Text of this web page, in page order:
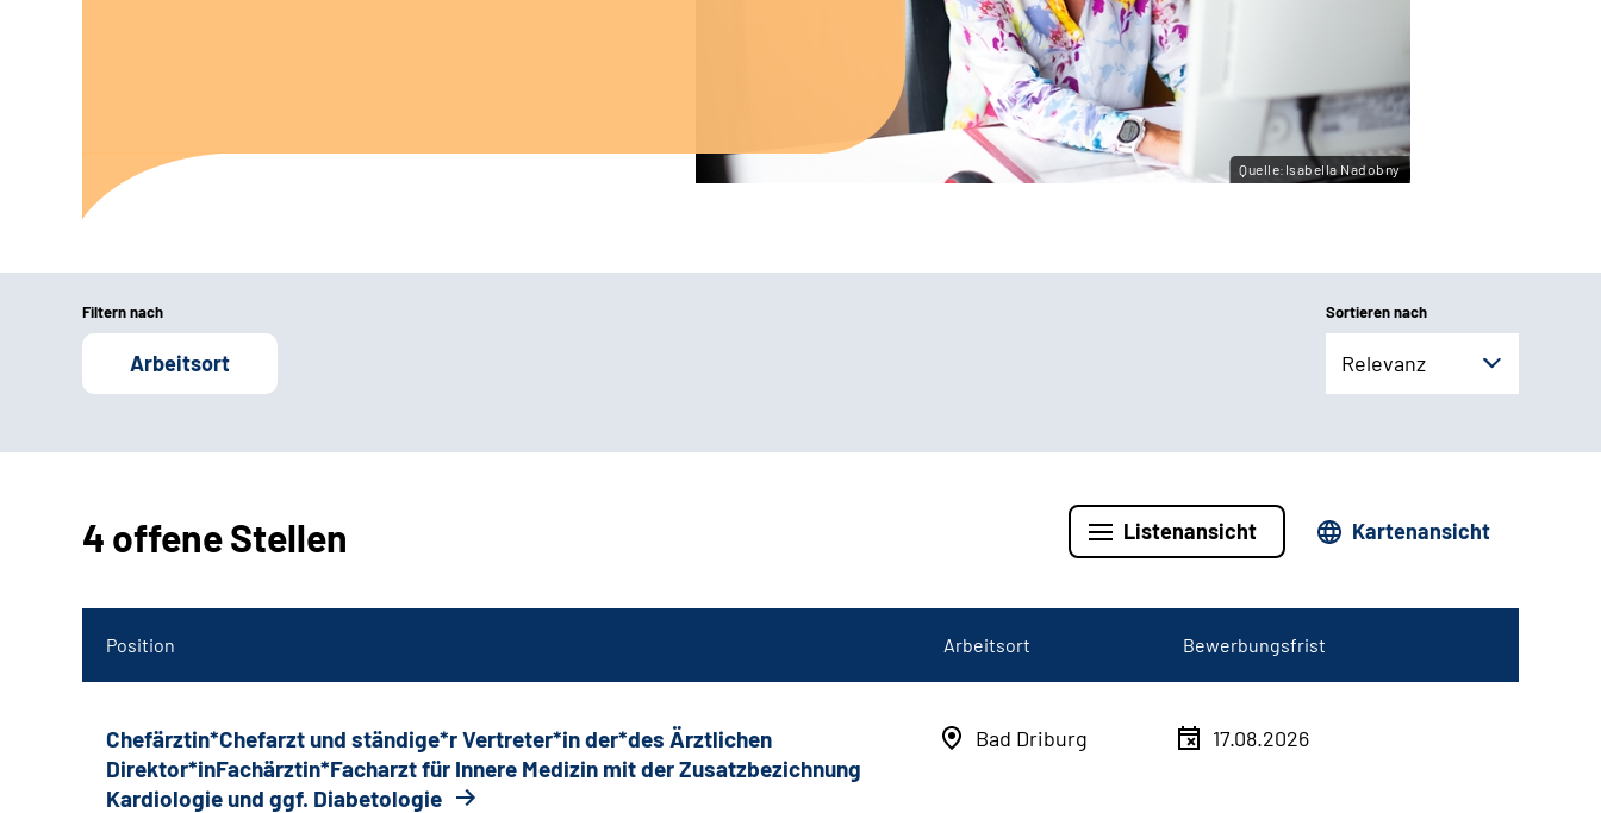
Quelle:Isabella Nadobny
Filtern nach
Arbeitsort
Sortieren nach
Relevanz
4 offene Stellen Listenansicht Kartenansicht
Position Arbeitsort Bewerbungsfrist
Chefärztin*Chefarzt und ständige*r Vertreter*in der*des Ärztlichen
Direktor*inFachärztin*Facharzt für Innere Medizin mit der Zusatzbezichnung
Kardiologie und ggf. Diabetologie
Bad Driburg 17.08.2026